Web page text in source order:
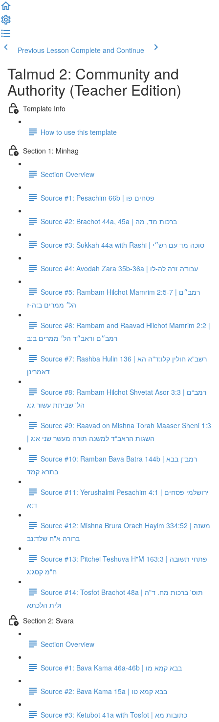
Previous Lesson Complete and Continue
Talmud 2: Community and
Authority (Teacher Edition)
Template Info
How to use this template
Section 1: Minhag
Section Overview
Source #1: Pesachim 66b | פסחים פו
Source #2: Brachot 44a, 45a | ברכות מד, מה
Source #3: Sukkah 44a with Rashi | סוכה מד עם רש״י
Source #4: Avodah Zara 35b-36a | עבודה זרה לה-לו
Source #5: Rambam Hilchot Mamrim 2:5-7 | רמב״ם
הל׳ ממרים ב:ה-ז
Source #6: Rambam and Raavad Hilchot Mamrim 2:2 |
רמב״ם וראב״ד הל׳ ממרים ב:ב
Source #7: Rashba Hulin 136 | רשב"א חולין קלו:ד"ה הא
דאמרינן
Source #8: Rambam Hilchot Shvetat Asor 3:3 | רמב“ם
הל' שביתת עשור ג:ג
Source #9: Raavad on Mishna Torah Maaser Sheni 1:3
| השגות הראב“ד למשנה תורה מעשר שני א:ג
Source #10: Ramban Bava Batra 144b | רמב“ן בבא
בתרא קמד
Source #11: Yerushalmi Pesachim 4:1 | ירושלמי פסחים
ד:א
Source #12: Mishna Brura Orach Hayim 334:52 | משנה
ברורה א"ח שלד:נב
Source #13: Pitchei Teshuva H"M 163:3 | פתחי תשובה
ח"מ קסג:ג
Source #14: Tosfot Brachot 48a | תוס' ברכות מח. ד"ה
ולית הלכתא
Section 2: Svara
Section Overview
Source #1: Bava Kama 46a-46b | בבא קמא מו
Source #2: Bava Kama 15a | בבא קמא טו
Source #3: Ketubot 41a with Tosfot | כתובות מא